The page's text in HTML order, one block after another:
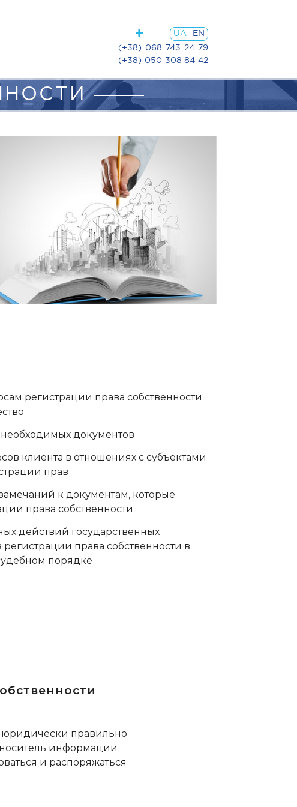
(+38) 068 743 24 79
(+38) 050 308 84 42
UA EN
регистрации права собственности
документов
клиента в отношениях с субъектами
прав
к документам, которые
права собственности
действий государственных
регистрации права собственности в
порядке
юридически правильно
информации
и распоряжаться